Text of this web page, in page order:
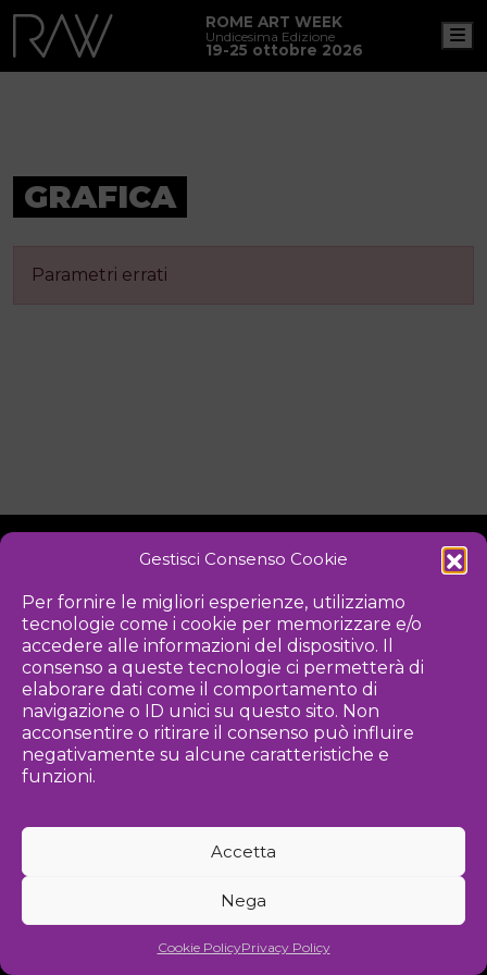
Gestisci Consenso Cookie
Per fornire le migliori esperienze, utilizziamo
tecnologie come i cookie per memorizzare e/o
accedere alle informazioni del dispositivo. Il
consenso a queste tecnologie ci permetterà di
elaborare dati come il comportamento di
navigazione o ID unici su questo sito. Non
acconsentire o ritirare il consenso può influire
negativamente su alcune caratteristiche e
funzioni.
Accetta
Nega
Cookie PolicyPrivacy Policy
ROME ART WEEK
Undicesima Edizione
19-25 ottobre 2026
GRAFICA
Parametri errati
PRIVACY POLICY
Iniziativa
Associazione culturale per la promozione delle arti visive
2026 Associazione Kou - [cf] 97815340589